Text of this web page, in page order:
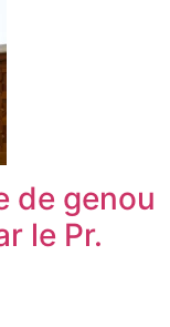
de genou
le Pr.